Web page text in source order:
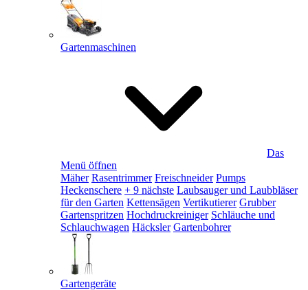
Gartenmaschinen
Das
Menü öffnen
Mäher Rasentrimmer Freischneider Pumps
Heckenschere + 9 nächste Laubsauger und Laubbläser
für den Garten Kettensägen Vertikutierer Grubber
Gartenspritzen Hochdruckreiniger Schläuche und
Schlauchwagen Häcksler Gartenbohrer
Gartengeräte